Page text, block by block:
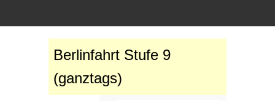
Berlinfahrt Stufe 9
(ganztags)